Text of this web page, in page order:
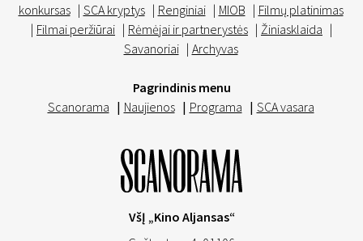
konkursas | SCA kryptys | Renginiai | MIOB | Filmų platinimas
| Filmai peržiūrai | Rėmėjai ir partnerystės | Žiniasklaida |
Savanoriai | Archyvas
Pagrindinis menu
Scanorama | Naujienos | Programa | SCA vasara
VšĮ „Kino Aljansas“